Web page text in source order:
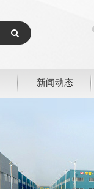
新闻动态